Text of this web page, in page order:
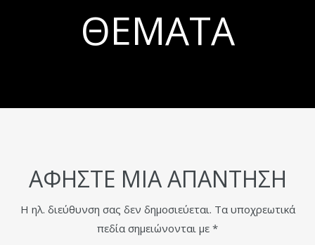
ΘΈΜΑΤΑ
ΑΦΉΣΤΕ ΜΙΑ ΑΠΆΝΤΗΣΗ
Η ηλ. διεύθυνση σας δεν δημοσιεύεται. Τα υποχρεωτικά
πεδία σημειώνονται με *